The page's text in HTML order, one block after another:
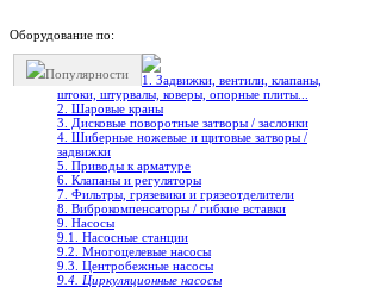
Оборудование по:
Популярности
1. Задвижки, вентили, клапаны,
штоки, штурвалы, коверы, опорные плиты...
2. Шаровые краны
3. Дисковые поворотные затворы / заслонки
4. Шиберные ножевые и щитовые затворы /
задвижки
5. Приводы к арматуре
6. Клапаны и регуляторы
7. Фильтры, грязевики и грязеотделители
8. Виброкомпенсаторы / гибкие вставки
9. Насосы
9.1. Насосные станции
9.2. Многоцелевые насосы
9.3. Центробежные насосы
9.4. Циркуляционные насосы